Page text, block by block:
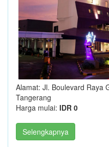
Alamat: Jl. Boulevard Raya
Tangerang
Harga mulai: IDR 0
Selengkapnya